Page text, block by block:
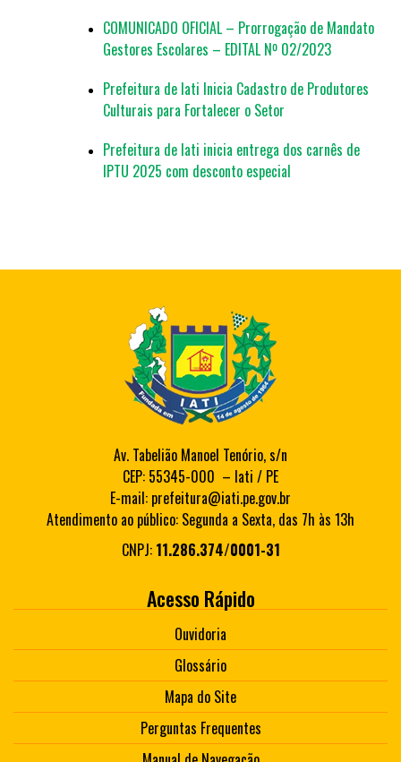
COMUNICADO OFICIAL – Prorrogação de Mandato
Gestores Escolares – EDITAL Nº 02/2023
Prefeitura de Iati Inicia Cadastro de Produtores
Culturais para Fortalecer o Setor
Prefeitura de Iati inicia entrega dos carnês de
IPTU 2025 com desconto especial
Av. Tabelião Manoel Tenório, s/n
CEP: 55345-000 – Iati / PE
E-mail: prefeitura@iati.pe.gov.br
Atendimento ao público: Segunda a Sexta, das 7h às 13h
CNPJ: 11.286.374/0001-31
Acesso Rápido
Ouvidoria
Glossário
Mapa do Site
Perguntas Frequentes